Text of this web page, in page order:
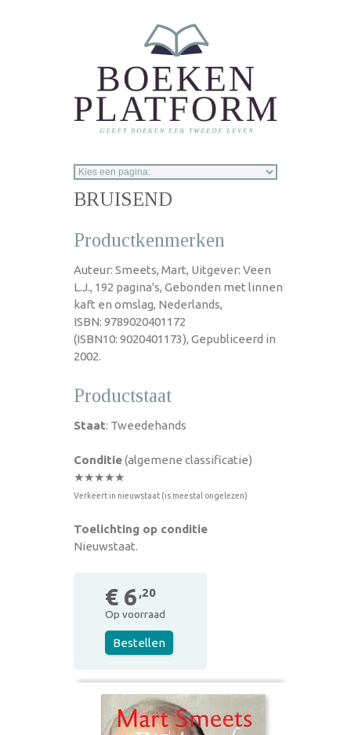
BRUISEND
Productkenmerken
Auteur: Smeets, Mart, Uitgever: Veen
L.J., 192 pagina's, Gebonden met linnen
kaft en omslag, Nederlands,
ISBN: 9789020401172
(ISBN10: 9020401173), Gepubliceerd in
2002.
Productstaat
Staat: Tweedehands
Conditie(algemene classificatie)
★★★★★
Verkeert in nieuwstaat (is meestal ongelezen)
Toelichting op conditie
Nieuwstaat.
€ 6 ,20
Op voorraad
Bestellen